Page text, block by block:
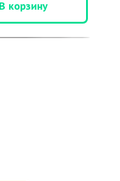
В корзину